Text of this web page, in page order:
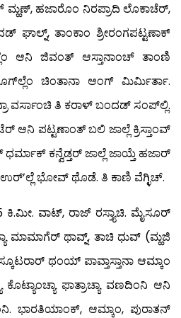
ಮ್ಹಣ್, ಹಜಾರೊಂ ನಿರಪ್ರಾದಿ ಲೊಕಾಚೆರ್,
ಘಾಲ್ನ್, ತಾಂಕಾಂ ಶ್ರೀರಂಗಪಟ್ಟಣಾಕ್
ಆನಿ ಜಿವಂತ್ ಆಸ್ತಾನಾಂಚ್ ತಾಂಣಿ
ಚಿಂತಾನಾ ಆಂಗ್ ಮಿರ್ಮಿರ್ತಾ.
ವರ್ಸಾಂಚಿ ತಿ ಕರಾಳ್ ಬಂದಡ್ ಸಂಪ್‍ಲ್ಲಿ.
ಆನಿ ಪಟ್ಟಣಾಂತ್ ಬಲಿ ಜಾಲ್ಲೆ ಕ್ರಿಸ್ತಾಂವ್
ಧರ್ಮಾಕ್ ಕನ್ವೆಡ್ತರ್ ಜಾಲ್ಲೆ ಜಾಯ್ತೆ ಹಜಾರ್
ಉರ್’ಲ್ಲೆ ಭೋವ್ ಥೊಡೆ. ತಿ ಕಾಣಿ ವೆಗ್ಳಿಚ್.
ವಾಟ್, ರಾಜ್‍ ರಸ್ತ್ಯಾಚಿ. ಮೈಸೂರ್
ಮಾಮಾಗೆರ್ ಥಾವ್ನ್, ತಾಚಿ ಧುವ್ (ಮ್ಹಜಿ
ಥಂಯ್ ಪಾವ್ತಾಸ್ತಾನಾ ಆಮ್ಕಾಂ
ಕೊಟ್ಯಾಂಚ್ಯಾ ಫಾತ್ರಾಚ್ಯಾ ವಣದಿಂನಿ ಆನಿ
ಭಾರತಿಯಾಂಕ್, ಆಮ್ಕಾಂ, ಪುರಾತನ್